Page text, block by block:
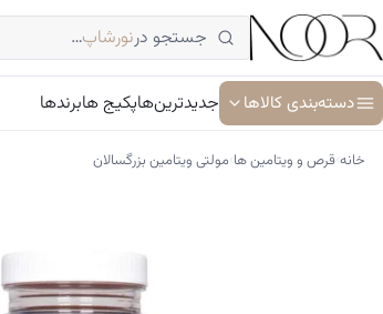
رفتن
به
محتوا
جستجو درنورشاپ…
دسته‌بندی کالاها جدیدترین‌هاپکیج هابرندها
خانه›قرص و ویتامین ها›مولتی ویتامین بزرگسالان